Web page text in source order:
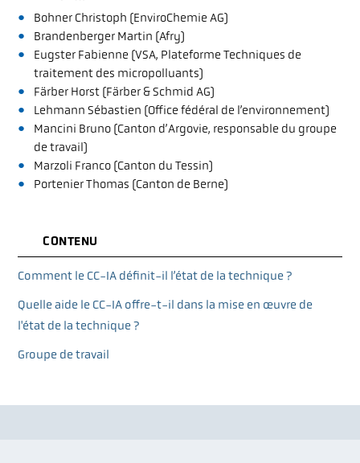
Bohner Christoph (EnviroChemie AG)
Brandenberger Martin (Afry)
Eugster Fabienne (VSA, Plateforme Techniques de
traitement des micropolluants)
Färber Horst (Färber & Schmid AG)
Lehmann Sébastien (Office fédéral de l’environnement)
Mancini Bruno (Canton d’Argovie, responsable du groupe
de travail)
Marzoli Franco (Canton du Tessin)
Portenier Thomas (Canton de Berne)
CONTENU
Comment le CC-IA définit-il l’état de la technique ?
Quelle aide le CC-IA offre-t-il dans la mise en œuvre de
l'état de la technique ?
Groupe de travail